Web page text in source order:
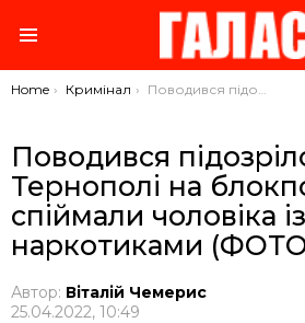
You are here:
Home Кримінал Поводився підозріло: у Тернополі на блокпості спіймали чоловіка із наркотиками (ФОТО)
Поводився
Тернополі на
спіймали чоловіка із
наркотиками
Автор: Віталій Чемерис
25.04.2022, 10:49